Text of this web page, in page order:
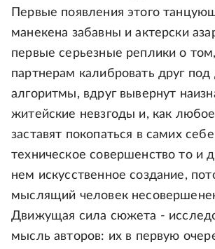
Первые появления этого
манекена забавны и актерски
первые серьезные реплики о
партнерам калибровать друг под
алгоритмы, вдруг вывернут
житейские невзгоды и, как
заставят покопаться в самих
техническое совершенство то и
нем искусственное создание,
мыслящий человек
Движущая сила сюжета -
мысль авторов: их в первую